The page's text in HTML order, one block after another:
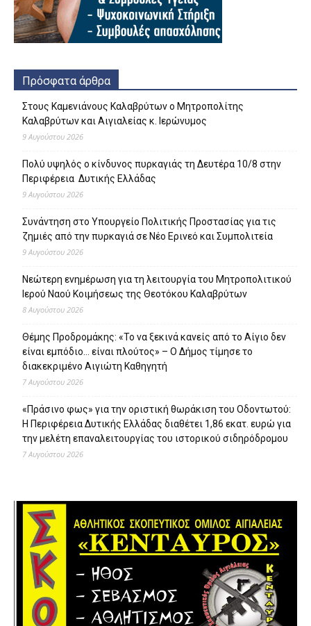
Πρόσφατα άρθρα
Στους Καμενιάνους Καλαβρύτων ο Μητροπολίτης
Καλαβρύτων και Αιγιαλείας κ. Ιερώνυμος
9 Αυγούστου 2026
Πολύ υψηλός ο κίνδυνος πυρκαγιάς τη Δευτέρα 10/8 στην
Περιφέρεια Δυτικής Ελλάδας
9 Αυγούστου 2026
Συνάντηση στο Υπουργείο Πολιτικής Προστασίας για τις
ζημιές από την πυρκαγιά σε Νέο Ερινεό και Συμπολιτεία
9 Αυγούστου 2026
Νεώτερη ενημέρωση για τη λειτουργία του Μητροπολιτικού
Ιερού Ναού Κοιμήσεως της Θεοτόκου Καλαβρύτων
8 Αυγούστου 2026
Θέμης Προδρομάκης: «Το να ξεκινά κανείς από το Αίγιο δεν
είναι εμπόδιο… είναι πλούτος» – O Δήμος τίμησε το
διακεκριμένο Αιγιώτη Καθηγητή
7 Αυγούστου 2026
«Πράσινο φως» για την οριστική θωράκιση του Οδοντωτού:
Η Περιφέρεια Δυτικής Ελλάδας διαθέτει 1,86 εκατ. ευρώ για
την μελέτη επαναλειτουργίας του ιστορικού σιδηρόδρομου
7 Αυγούστου 2026